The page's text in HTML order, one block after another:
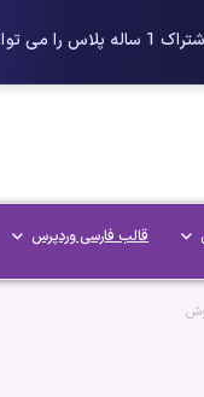
دریافت کنید.
قالب فارسی وردپرس